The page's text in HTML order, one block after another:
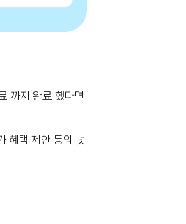
까지 완료 했다면
혜택 제안 등의 넛